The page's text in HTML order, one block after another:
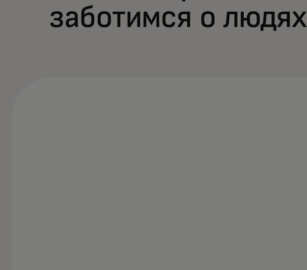
заботимся о людях